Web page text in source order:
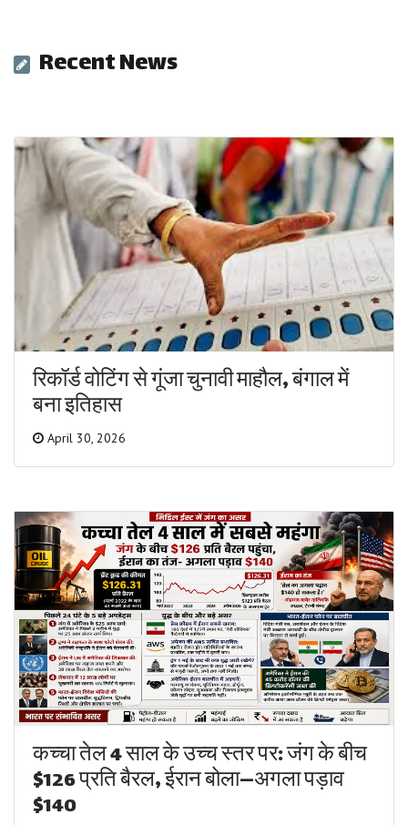
Recent News
रिकॉर्ड वोटिंग से गूंजा चुनावी माहौल, बंगाल में
बना इतिहास
April 30, 2026
कच्चा तेल 4 साल के उच्च स्तर पर: जंग के बीच
$126 प्रति बैरल, ईरान बोला—अगला पड़ाव
$140